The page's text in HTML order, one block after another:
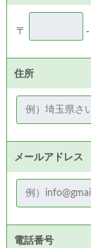
〒 -
住所
メールアドレス
電話番号